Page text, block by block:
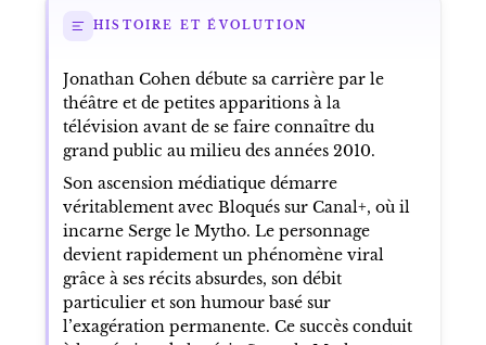
HISTOIRE ET ÉVOLUTION
Jonathan Cohen débute sa carrière par le
théâtre et de petites apparitions à la
télévision avant de se faire connaître du
grand public au milieu des années 2010.
Son ascension médiatique démarre
véritablement avec Bloqués sur Canal+, où il
incarne Serge le Mytho. Le personnage
devient rapidement un phénomène viral
grâce à ses récits absurdes, son débit
particulier et son humour basé sur
l’exagération permanente. Ce succès conduit